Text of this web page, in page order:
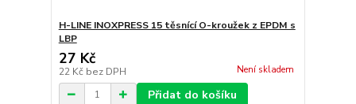
H-LINE INOXPRESS 15 těsnící O-kroužek z EPDM s
LBP
27 Kč
22 Kč bez DPH Není skladem
Přidat do košíku